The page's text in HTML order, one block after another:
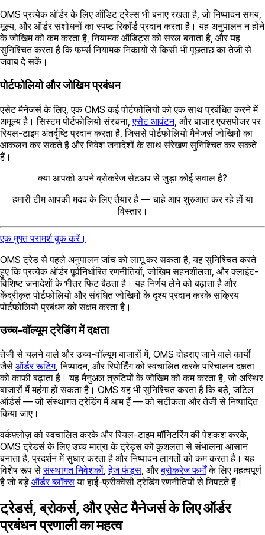
OMS प्रत्येक ऑर्डर के लिए ऑडिट ट्रेल्स भी बनाए रखता है, जो निष्पादन समय,
मूल्य, और ऑर्डर संशोधनों का स्पष्ट रिकॉर्ड प्रदान करता है। यह अनुपालन न होने
के जोखिम को कम करता है, नियामक ऑडिट्स को सरल बनाता है, और यह
सुनिश्चित करता है कि फर्म्स नियामक निकायों से किसी भी पूछताछ का तेजी से
जवाब दे सकें।
पोर्टफोलियो और जोखिम प्रबंधन
एसेट मैनेजर्स के लिए, एक OMS कई पोर्टफोलियो को एक साथ प्रबंधित करने में
अमूल्य है। सिस्टम पोर्टफोलियो संरचना,एसेट आवंटन, और बाजार एक्सपोजर पर
रियल-टाइम अंतर्दृष्टि प्रदान करता है, जिससे पोर्टफोलियो मैनेजर्स जोखिमों का
आकलन कर सकते हैं और निवेश जनादेशों के साथ संरेखण सुनिश्चित कर सकते
हैं।
क्या आपको अपने ब्रोकरेज सेटअप से जुड़ा कोई सवाल है?
हमारी टीम आपकी मदद के लिए तैयार है — चाहे आप शुरुआत कर रहे हों या
विस्तार।
एक मुफ्त परामर्श बुक करें।
OMS ट्रेड से पहले अनुपालन जांच को लागू कर सकता है, यह सुनिश्चित करते
हुए कि प्रत्येक ऑर्डर पूर्वनिर्धारित रणनीतियों, जोखिम सहनशीलता, और क्लाइंट-
विशिष्ट जनादेशों के भीतर फिट बैठता है। यह निर्णय लेने को बढ़ाता है और
केंद्रीकृत पोर्टफोलियो और संबंधित जोखिमों के दृश्य प्रदान करके सक्रिय
पोर्टफोलियो प्रबंधन को सक्षम करता है।
उच्च-वॉल्यूम ट्रेडिंग में दक्षता
तेजी से चलने वाले और उच्च-वॉल्यूम बाजारों में, OMS दोहराए जाने वाले कार्यों
जैसे ऑर्डर रूटिंग, निष्पादन, और रिपोर्टिंग को स्वचालित करके परिचालन दक्षता
को काफी बढ़ाता है। यह मैनुअल त्रुटियों के जोखिम को कम करता है, जो अस्थिर
बाजारों में महंगा हो सकता है। OMS यह भी सुनिश्चित करता है कि बड़े, जटिल
ऑर्डर्स — जो संस्थागत ट्रेडिंग में आम हैं — को सटीकता और तेजी से निष्पादित
किया जाए।
वर्कफ़्लोज़ को स्वचालित करके और रियल-टाइम मॉनिटरिंग की पेशकश करके,
OMS ट्रेडर्स के लिए उच्च मात्रा के ट्रेड्स को कुशलता से संभालना आसान
बनाता है, प्रदर्शन में सुधार करता है और निष्पादन लागतों को कम करता है। यह
विशेष रूप सेसंस्थागत निवेशकों,हेज फंड्स, औरब्रोकरेज फर्मोंके लिए महत्वपूर्ण
है जो बड़े ऑर्डर ब्लॉक्सया हाई-फ्रीक्वेंसी ट्रेडिंग रणनीतियों से निपटते हैं।
ट्रेडर्स, ब्रोकर्स, और एसेट मैनेजर्स के लिए ऑर्डर
प्रबंधन प्रणाली का महत्व